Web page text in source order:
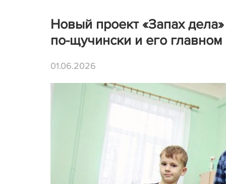
Новый проект «Запах
по-щучински и его
01.06.2026